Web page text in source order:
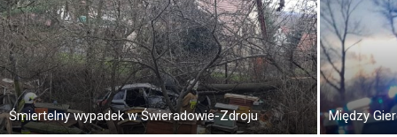
Śmiertelny wypadek w Świeradowie-Zdroju Między